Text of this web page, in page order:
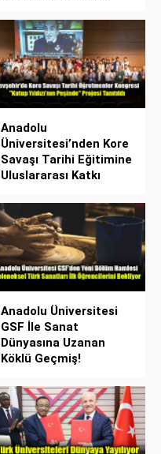
Anadolu
Üniversitesi’nden Kore
Savaşı Tarihi Eğitimine
Uluslararası Katkı
Anadolu Üniversitesi
GSF İle Sanat
Dünyasına Uzanan
Köklü Geçmiş!